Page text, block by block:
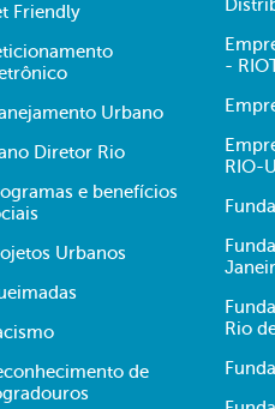
Friendly
Urbano
Diretor Rio
e benefícios
Urbanos
de
-
RIO-
Rio